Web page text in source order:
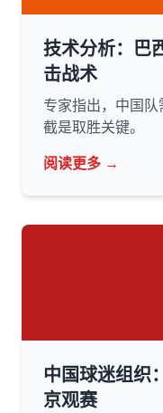
技术分析：巴
击战术
专家指出，中国
截是取胜关键。
阅读更多 →
中国球迷组织
京观赛